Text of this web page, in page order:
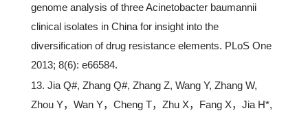
genome analysis of three Acinetobacter baumannii
clinical isolates in China for insight into the
diversification of drug resistance elements. PLoS One
2013; 8(6): e66584.
13. Jia Q#, Zhang Q#, Zhang Z, Wang Y, Zhang W,
Zhou Y，Wan Y，Cheng T，Zhu X，Fang X，Jia H*,